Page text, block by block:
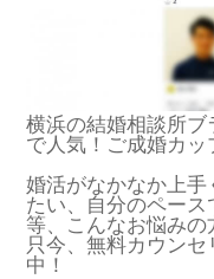
横浜の結婚相談所
で人気！ご成婚カッ
婚活がなかなか上
たい、自分のペー
等、こんなお悩みの
只今、無料カウン
中！